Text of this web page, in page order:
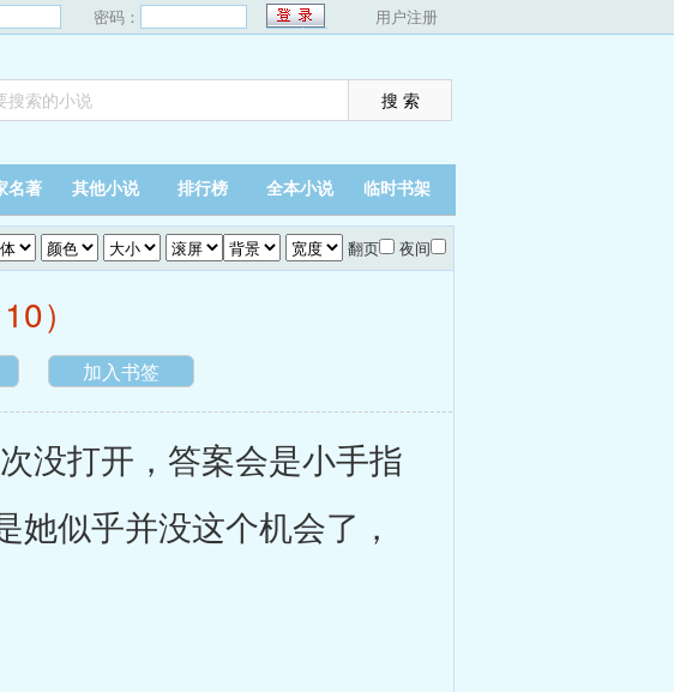
密码： 用户注册
名著 其他小说 排行榜 全本小说 临时书架
翻页 夜间
）
加入书签
打开，答案会是小手指
似乎并没这个机会了，